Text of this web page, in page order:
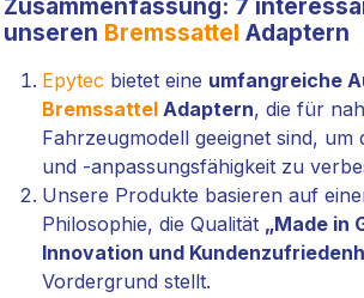
Zusammenfassung: 7
unseren Bremssattel Adaptern
Epytec bietet eine umfangreiche
BremssattelAdaptern, die für
Fahrzeugmodell geeignet sind, um
und -anpassungsfähigkeit zu
Unsere Produkte basieren auf
Philosophie, die Qualität „Made in
Innovation und
Vordergrund stellt.